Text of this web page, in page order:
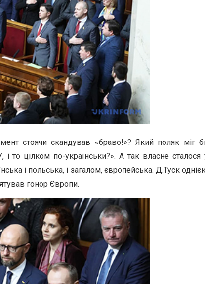
стоячи скандував «браво!»? Який поляк міг
то цілком по-українськи?». А так власне сталося
і польська, і загалом, європейська. Д.Туск
гонор Європи.